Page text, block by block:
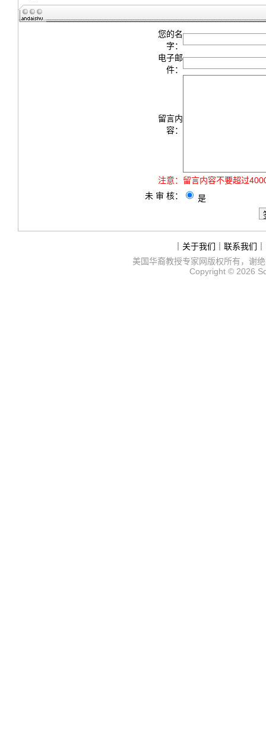
您的名
字：
电子邮
件：
留言内
容：
注意： 留言内容不要超过
未 审 核：
是
关于我们 联系我们
美国华裔教授专家网版权所有，谢
Copyright © 2026